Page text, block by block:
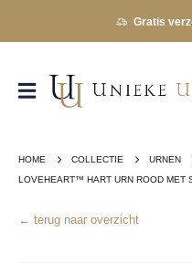
Gratis
HOME COLLECTIE
URNEN
LOVEHEART™ HART URN ROOD MET
← terug naar overzicht